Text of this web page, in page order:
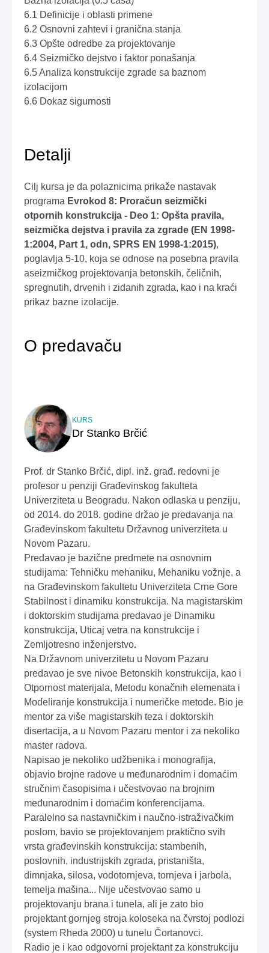
6.1 Definicije i oblasti primene
6.2 Osnovni zahtevi i granična stanja
6.3 Opšte odredbe za projektovanje
6.4 Seizmičko dejstvo i faktor ponašanja
6.5 Analiza konstrukcije zgrade sa baznom
izolacijom
6.6 Dokaz sigurnosti
Detalji
Cilj kursa je da polaznicima prikaže nastavak
programa Evrokod 8: Proračun seizmički
otpornih konstrukcija - Deo 1: Opšta pravila,
seizmička dejstva i pravila za zgrade (EN 1998-
1:2004, Part 1, odn, SPRS EN 1998-1:2015),
poglavlja 5-10, koja se odnose na posebna pravila
aseizmičkog projektovanja betonskih, čeličnih,
spregnutih, drvenih i zidanih zgrada, kao i na kraći
prikaz bazne izolacije.
O predavaču
KURS
Dr Stanko Brčić
Prof. dr Stanko Brčić, dipl. inž. građ. redovni je
profesor u penziji Građevinskog fakulteta
Univerziteta u Beogradu. Nakon odlaska u penziju,
od 2014. do 2018. godine držao je predavanja na
Građevinskom fakultetu Državnog univerziteta u
Novom Pazaru.
Predavao je bazične predmete na osnovnim
studijama: Tehničku mehaniku, Mehaniku vožnje, a
na Građevinskom fakultetu Univerziteta Crne Gore
Stabilnost i dinamiku konstrukcija. Na magistarskim
i doktorskim studijama predavao je Dinamiku
konstrukcija, Uticaj vetra na konstrukcije i
Zemljotresno inženjerstvo.
Na Državnom univerzitetu u Novom Pazaru
predavao je sve nivoe Betonskih konstrukcija, kao i
Otpornost materijala, Metodu konačnih elemenata i
Modeliranje konstrukcija i numeričke metode. Bio je
mentor za više magistarskih teza i doktorskih
disertacija, a u Novom Pazaru mentor i za nekoliko
master radova.
Napisao je nekoliko udžbenika i monografija,
objavio brojne radove u međunarodnim i domaćim
stručnim časopisima i učestvovao na brojnim
međunarodnim i domaćim konferencijama.
Paralelno sa nastavničkim i naučno-istraživačkim
poslom, bavio se projektovanjem praktično svih
vrsta građevinskih konstrukcija: stambenih,
poslovnih, industrijskih zgrada, pristaništa,
dimnjaka, silosa, vodotornjeva, tornjeva i jarbola,
temelja mašina... Nije učestvovao samo u
projektovanju brana i tunela, ali je zato bio
projektant gornjeg stroja koloseka na čvrstoj podlozi
(system Rheda 2000) u tunelu Čortanovci.
Radio je i kao odgovorni projektant za konstrukciju